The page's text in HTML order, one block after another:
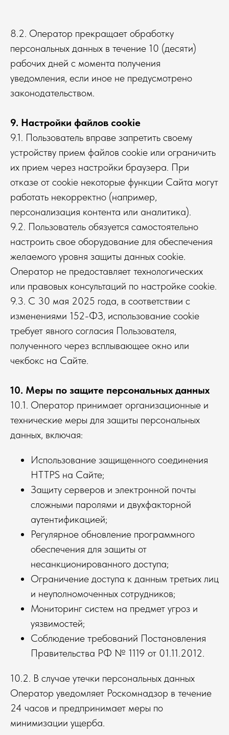
8.2. Оператор прекращает обработку
персональных данных в течение 10 (десяти)
рабочих дней с момента получения
уведомления, если иное не предусмотрено
законодательством.
9. Настройки файлов cookie
9.1. Пользователь вправе запретить своему
устройству прием файлов cookie или ограничить
их прием через настройки браузера. При
отказе от cookie некоторые функции Сайта могут
работать некорректно (например,
персонализация контента или аналитика).
9.2. Пользователь обязуется самостоятельно
настроить свое оборудование для обеспечения
желаемого уровня защиты данных cookie.
Оператор не предоставляет технологических
или правовых консультаций по настройке cookie.
9.3. С 30 мая 2025 года, в соответствии с
изменениями 152-ФЗ, использование cookie
требует явного согласия Пользователя,
полученного через всплывающее окно или
чекбокс на Сайте.
10. Меры по защите персональных данных
10.1. Оператор принимает организационные и
технические меры для защиты персональных
данных, включая:
Использование защищенного соединения
HTTPS на Сайте;
Защиту серверов и электронной почты
сложными паролями и двухфакторной
аутентификацией;
Регулярное обновление программного
обеспечения для защиты от
несанкционированного доступа;
Ограничение доступа к данным третьих лиц
и неуполномоченных сотрудников;
Мониторинг систем на предмет угроз и
уязвимостей;
Соблюдение требований Постановления
Правительства РФ № 1119 от 01.11.2012.
10.2. В случае утечки персональных данных
Оператор уведомляет Роскомнадзор в течение
24 часов и предпринимает меры по
минимизации ущерба.